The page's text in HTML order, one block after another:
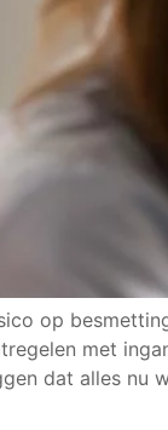
op
met
dat alles nu